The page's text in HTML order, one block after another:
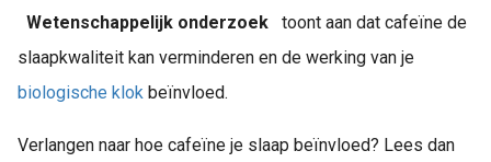
Wetenschappelijk onderzoek toont aan dat cafeïne de
slaapkwaliteit kan verminderen en de werking van je
biologische klok beïnvloed.
Verlangen naar hoe cafeïne je slaap beïnvloed? Lees dan